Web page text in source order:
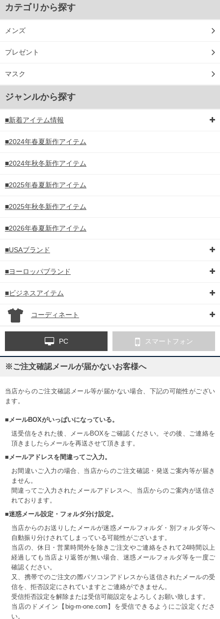
カテゴリから探す
メンズ
プレゼント
マスク
ジャンルから探す
■新着アイテム情報
■2024年春夏新作アイテム
■2024年秋冬新作アイテム
■2025年春夏新作アイテム
■2025年秋冬新作アイテム
■2026年春夏新作アイテム
■USAブランド
■ヨーロッパブランド
■ビジネスアイテム
コーディネート
PC スマートフォン
※ご注文確認メールが届かないお客様へ
当店からのご注文確認メール等が届かない場合、下記の可能性がござい
ます。
■メールBOXがいっぱいになっている。
送受信をされた後、メールBOXをご確認ください。その後、ご連絡を
頂きましたらメールを再送させて頂きます。
■メールアドレスを間違ってご入力。
お間違いご入力の場合、当店からのご注文確認・発送ご案内等が届き
ません。
間違ってご入力されたメールアドレスへ、当店からのご案内が送信さ
れております。
■迷惑メール設定・フォルダ分け設定。
当店からのお送りしたメールが迷惑メールフォルダ・別フォルダ等へ
自動振り分けされてしまっている可能性がございます。
当店の、休日・営業時間外を除きご注文やご連絡をされて24時間以上
経過しても当店より返答が無い場合、迷惑メールフォルダ等を一度ご
確認ください。
又、携帯でのご注文の際パソコンアドレスから送信されたメールの受
信を、拒否設定にされていますとご連絡ができません。
受信拒否設定を解除または受信可能設定をよろしくお願い致します。
当店のドメイン【big-m-one.com】を受信できるようにご設定くださ
い。